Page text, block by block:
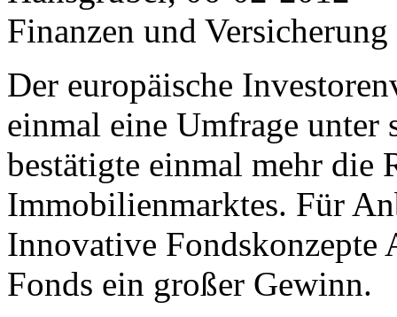
Finanzen und Versicherung
Der europäische
einmal eine Umfrage
bestätigte einmal mehr die
Immobilienmarktes. Für
Innovative
Fonds ein großer Gewinn.